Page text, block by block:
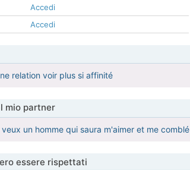
Accedi
Accedi
relation voir plus si affinité
mio partner
un homme qui saura m'aimer et me comblé
essere rispettati